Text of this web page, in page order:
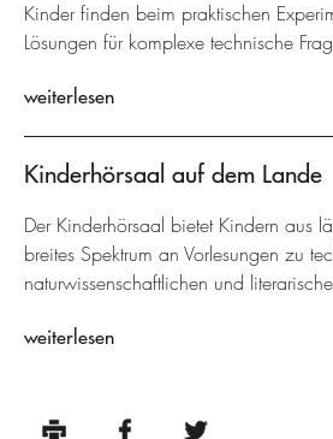
Kinder finden beim praktischen
Lösungen für komplexe technische
weiterlesen
Kinderhörsaal auf dem Lande
Der Kinderhörsaal bietet Kindern aus
breites Spektrum an Vorlesungen zu
naturwissenschaftlichen und
weiterlesen